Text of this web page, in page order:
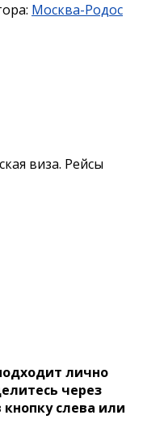
Москва-Родос
виза. Рейсы
лично
через
слева или